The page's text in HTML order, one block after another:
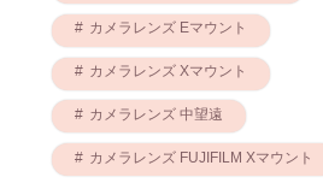
カメラレンズ Eマウント
カメラレンズ Xマウント
カメラレンズ 中望遠
カメラレンズ FUJIFILM Xマウント